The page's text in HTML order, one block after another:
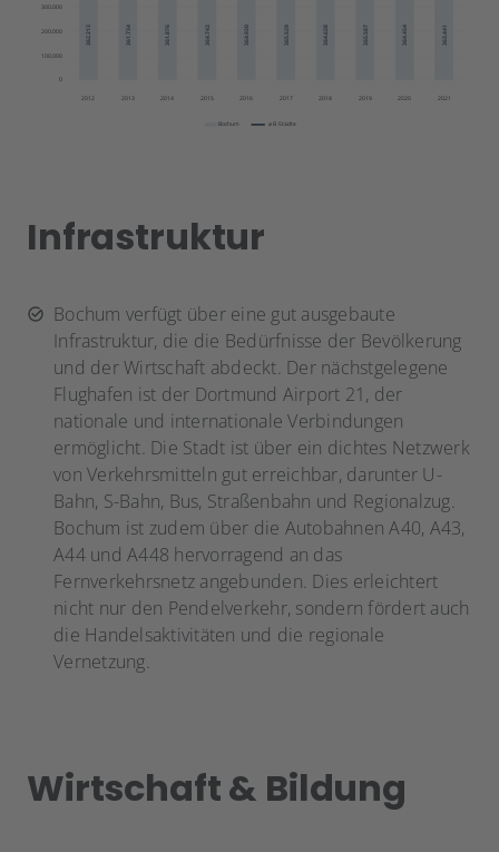
Infrastruktur
Bochum verfügt über eine gut ausgebaute
Infrastruktur, die die Bedürfnisse der Bevölkerung
und der Wirtschaft abdeckt. Der nächstgelegene
Flughafen ist der Dortmund Airport 21, der
nationale und internationale Verbindungen
ermöglicht. Die Stadt ist über ein dichtes Netzwerk
von Verkehrsmitteln gut erreichbar, darunter U-
Bahn, S-Bahn, Bus, Straßenbahn und Regionalzug.
Bochum ist zudem über die Autobahnen A40, A43,
A44 und A448 hervorragend an das
Fernverkehrsnetz angebunden. Dies erleichtert
nicht nur den Pendelverkehr, sondern fördert auch
die Handelsaktivitäten und die regionale
Vernetzung.
Wirtschaft & Bildung